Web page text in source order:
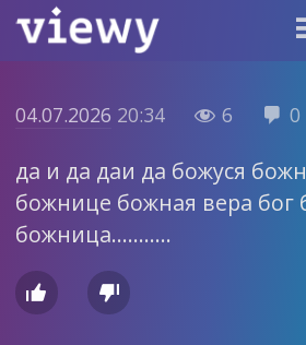
04.07.2026 20:34  6  0
да и да даи да божуся
божнице божная вера бог
божница………..
 